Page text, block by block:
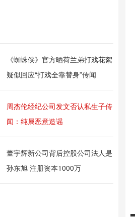
《蜘蛛侠》官方晒荷兰弟打戏花絮
疑似回应“打戏全靠替身”传闻
周杰伦经纪公司发文否认私生子传
闻：纯属恶意造谣
董宇辉新公司背后控股公司法人是
孙东旭 注册资本1000万